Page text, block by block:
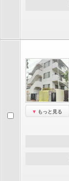
もっと見る